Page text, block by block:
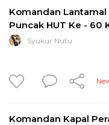
Komandan Lantamal
Puncak HUT Ke - 60
Syukur Nutu
Komandan Kapal